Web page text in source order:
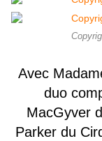
Avec
duo
MacGyver
Parker du